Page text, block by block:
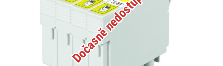
Dočasně nedostupné